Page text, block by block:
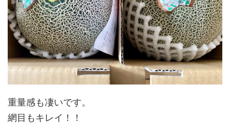
重量感も凄いです。
網目もキレイ！！